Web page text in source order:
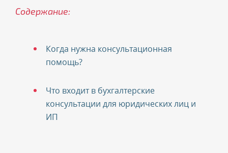
Содержание:
Когда нужна консультационная
помощь?
Что входит в бухгалтерские
консультации для юридических лиц и
ИП